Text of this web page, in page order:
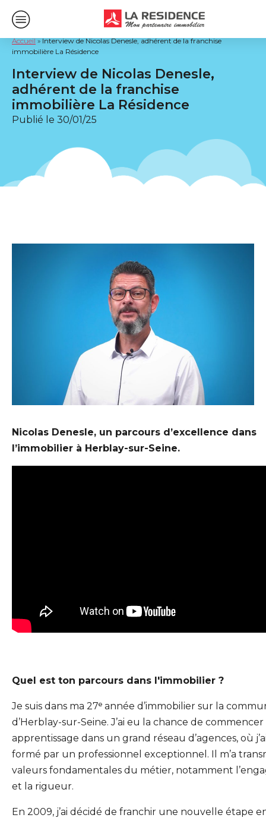
Accueil»Interview de Nicolas Denesle, adhérent de la franchise
immobilière La Résidence
Interview de Nicolas Denesle,
adhérent de la franchise
immobilière La Résidence
Publié le 30/01/25
Nicolas Denesle, un parcours d’excellence dans
l’immobilier à Herblay-sur-Seine.
Quel est ton parcours dans l'immobilier ?
Je suis dans ma 27ᵉ année d’immobilier sur la
d’Herblay-sur-Seine. J’ai eu la chance de
apprentissage dans un grand réseau d’agences, où
formé par un professionnel exceptionnel. Il m’a
valeurs fondamentales du métier, notamment
et la rigueur.
En 2009, j’ai décidé de franchir une nouvelle étape